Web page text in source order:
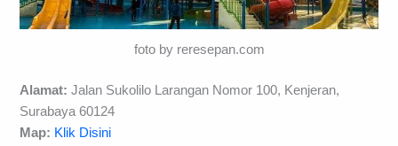
foto by reresepan.com
Alamat: Jalan Sukolilo Larangan Nomor 100, Kenjeran,
Surabaya 60124
Map: Klik Disini